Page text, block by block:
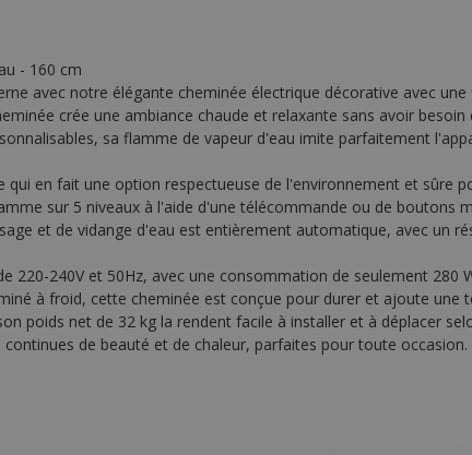
- 160 cm
avec notre élégante cheminée électrique décorative avec
crée une ambiance chaude et relaxante sans avoir besoin
sa flamme de vapeur d'eau imite parfaitement
qui en fait une option respectueuse de l'environnement et sûre
sur 5 niveaux à l'aide d'une télécommande ou de boutons
et de vidange d'eau est entièrement automatique, avec un
220-240V et 50Hz, avec une consommation de seulement 280
à froid, cette cheminée est conçue pour durer et ajoute une
poids net de 32 kg la rendent facile à installer et à déplacer
de beauté et de chaleur, parfaites pour toute occasion.